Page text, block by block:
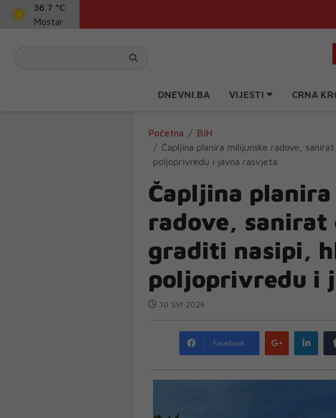
36.7 °C
Mostar
DNEVNI.BA VIJESTI CRNA
Početna
BIH
Čapljina planira milijunske radove,
poljoprivredu i javna rasvjeta
Čapljina
radove, sanirat
graditi nasipi,
poljoprivredu i
10 SVI 2026
Facebook
Google
plus